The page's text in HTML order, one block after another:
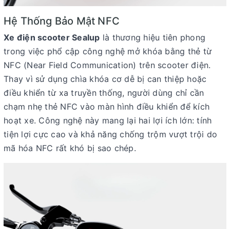
Hệ Thống Bảo Mật NFC
Xe điện scooter Sealup là thương hiệu tiên phong
trong việc phổ cập công nghệ mở khóa bằng thẻ từ
NFC (Near Field Communication) trên scooter điện.
Thay vì sử dụng chìa khóa cơ dễ bị can thiệp hoặc
điều khiển từ xa truyền thống, người dùng chỉ cần
chạm nhẹ thẻ NFC vào màn hình điều khiển để kích
hoạt xe. Công nghệ này mang lại hai lợi ích lớn: tính
tiện lợi cực cao và khả năng chống trộm vượt trội do
mã hóa NFC rất khó bị sao chép.